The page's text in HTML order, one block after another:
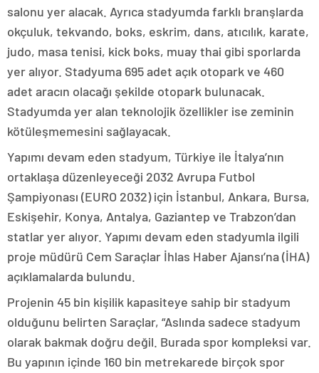
salonu yer alacak. Ayrıca stadyumda farklı branşlarda
okçuluk, tekvando, boks, eskrim, dans, atıcılık, karate,
judo, masa tenisi, kick boks, muay thai gibi sporlarda
yer alıyor. Stadyuma 695 adet açık otopark ve 460
adet aracın olacağı şekilde otopark bulunacak.
Stadyumda yer alan teknolojik özellikler ise zeminin
kötüleşmemesini sağlayacak.
Yapımı devam eden stadyum, Türkiye ile İtalya’nın
ortaklaşa düzenleyeceği 2032 Avrupa Futbol
Şampiyonası (EURO 2032) için İstanbul, Ankara, Bursa,
Eskişehir, Konya, Antalya, Gaziantep ve Trabzon’dan
statlar yer alıyor. Yapımı devam eden stadyumla ilgili
proje müdürü Cem Saraçlar İhlas Haber Ajansı’na (İHA)
açıklamalarda bulundu.
Projenin 45 bin kişilik kapasiteye sahip bir stadyum
olduğunu belirten Saraçlar, “Aslında sadece stadyum
olarak bakmak doğru değil. Burada spor kompleksi var.
Bu yapının içinde 160 bin metrekarede birçok spor